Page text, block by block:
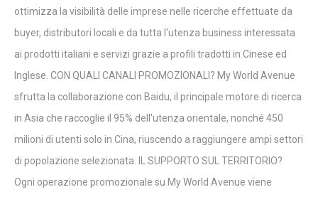
ottimizza la visibilità delle imprese nelle ricerche effettuate da
buyer, distributori locali e da tutta l'utenza business interessata
ai prodotti italiani e servizi grazie a profili tradotti in Cinese ed
Inglese. CON QUALI CANALI PROMOZIONALI? My World Avenue
sfrutta la collaborazione con Baidu, il principale motore di ricerca
in Asia che raccoglie il 95% dell'utenza orientale, nonché 450
milioni di utenti solo in Cina, riuscendo a raggiungere ampi settori
di popolazione selezionata. IL SUPPORTO SUL TERRITORIO?
Ogni operazione promozionale su My World Avenue viene